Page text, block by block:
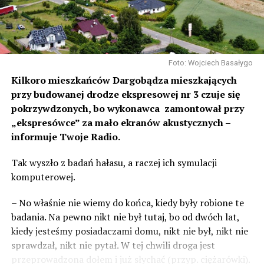
Foto: Wojciech Basałygo
Kilkoro mieszkańców Dargobądza mieszkających
przy budowanej drodze ekspresowej nr 3 czuje się
pokrzywdzonych, bo wykonawca zamontował przy
„ekspresówce” za mało ekranów akustycznych –
informuje Twoje Radio.
Tak wyszło z badań hałasu, a raczej ich symulacji
komputerowej.
– No właśnie nie wiemy do końca, kiedy były robione te
badania. Na pewno nikt nie był tutaj, bo od dwóch lat,
kiedy jesteśmy posiadaczami domu, nikt nie był, nikt nie
sprawdzał, nikt nie pytał. W tej chwili droga jest
przeprowadzona dołem i już słychać (przyp. ciężarówki).